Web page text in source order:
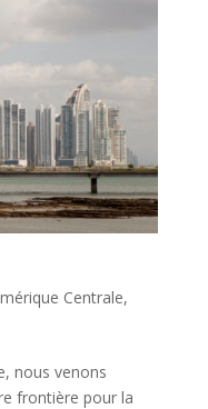
Centrale,
nous venons
frontière pour la